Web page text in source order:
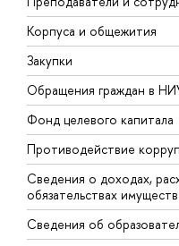
Корпуса и общежития
Закупки
Обращения граждан в
Фонд целевого капитала
Противодействие
Сведения о доходах,
обязательствах
Сведения об